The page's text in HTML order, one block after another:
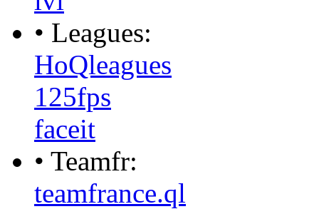
• Leagues:
HoQleagues
125fps
faceit
• Teamfr:
teamfrance.ql